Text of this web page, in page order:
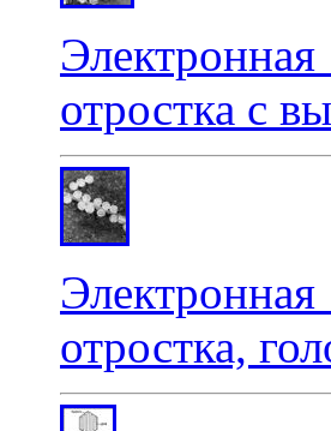
отростка с
отростка,